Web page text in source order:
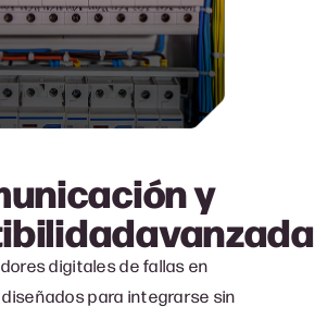
y
avanzada
digitales de fallas en
para integrarse sin